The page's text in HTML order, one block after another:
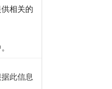
相关的
此信息